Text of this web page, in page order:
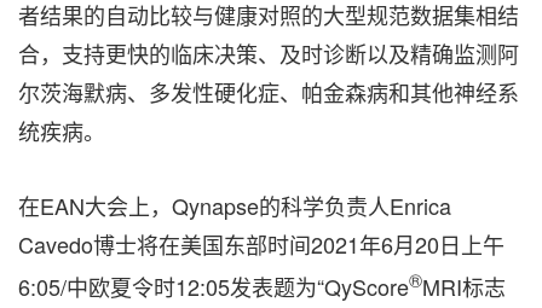
者结果的自动比较与健康对照的大型规范数据集相结
合，支持更快的临床决策、及时诊断以及精确监测阿
尔茨海默病、多发性硬化症、帕金森病和其他神经系
统疾病。
在EAN大会上，Qynapse的科学负责人Enrica
Cavedo博士将在美国东部时间2021年6月20日上午
6:05/中欧夏令时12:05发表题为“QyScore®MRI标志